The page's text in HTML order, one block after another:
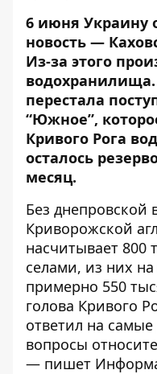
6 июня Украину
новость —
Из-за этого
водохранилища.
перестала
“Южное”,
Кривого Рога
осталось
месяц.
Без днепровской
Криворожской
насчитывает 800
селами, из них
примерно 550
голова Кривого
ответил на
вопросы
— пишет